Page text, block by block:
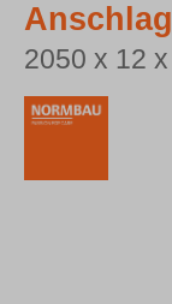
2050 x 12